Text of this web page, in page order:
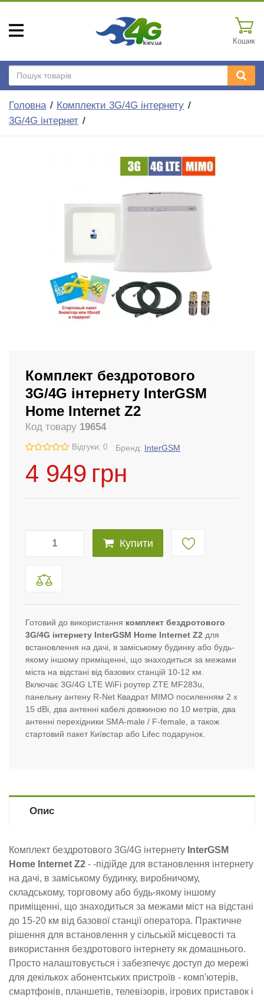
Кошик
Головна
Комплекти 3G/4G інтернету
3G/4G інтернет
Комплект бездротового
3G/4G інтернету InterGSM
Home Internet Z2
Код товару 19654
Відгуки: 0 Бренд: InterGSM
4 949 грн
Купити
Готовий до використання комплект бездротового
3G/4G інтернету InterGSM Home Internet Z2 для
встановлення на дачі, в заміському будинку або будь-
якому іншому приміщенні, що знаходиться за межами
міста на відстані від базових станцій 10-12 км.
Включає 3G/4G LTE WiFi роутер ZTE MF283u,
панельну антену R-Net Квадрат MIMO посиленням 2 x
15 dBi, два антенні кабелі довжиною по 10 метрів, два
антенні перехідники SMA-male / F-female, а також
стартовий пакет Київстар або Lifec подарунок.
Опис
Комплект бездротового 3G/4G інтернету InterGSM
Home Internet Z2 - -підійде для встановлення інтернету
на дачі, в заміському будинку, виробничому,
складському, торговому або будь-якому іншому
приміщенні, що знаходиться за межами міст на відстані
до 15-20 км від базової станції оператора. Практичне
рішення для встановлення у сільській місцевості та
використання бездротового інтернету як домашнього.
Просто налаштовується і забезпечує доступ до мережі
для декількох абонентських пристроїв - комп'ютерів,
смартфонів, планшетів, телевізорів, ігрових приставок і